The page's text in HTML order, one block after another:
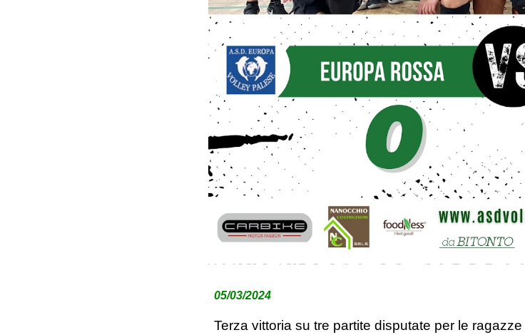
05/03/2024
Terza vittoria su tre partite disputate per le ragazze